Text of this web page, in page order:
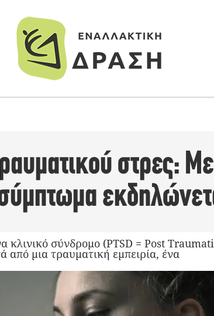
στρες:
κλινικό σύνδρομο (PTSD = Post
από μια τραυματική εμπειρία, ένα